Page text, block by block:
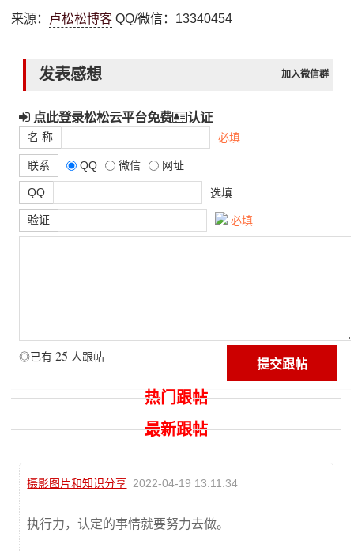
来源： 卢松松博客 QQ/微信：13340454
发表感想 加入微信群
点此登录松松云平台免费 认证
名 称 必填
联系 QQ 微信 网址
QQ 选填
验证 必填
◎已有 25 人跟帖
热门跟帖
最新跟帖
摄影图片和知识分享 2022-04-19 13:11:34
执行力，认定的事情就要努力去做。